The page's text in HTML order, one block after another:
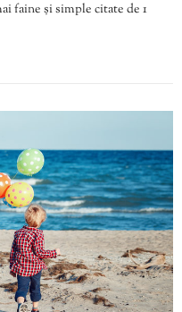
faine și simple citate de 1